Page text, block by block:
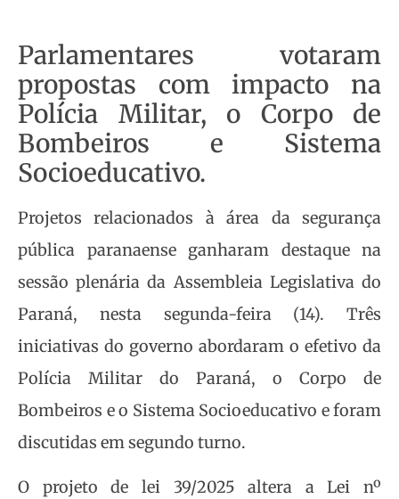
Parlamentares votaram
propostas com impacto na
Polícia Militar, o Corpo de
Bombeiros e Sistema
Socioeducativo.
Projetos relacionados à área da segurança
pública paranaense ganharam destaque na
sessão plenária da Assembleia Legislativa do
Paraná, nesta segunda-feira (14). Três
iniciativas do governo abordaram o efetivo da
Polícia Militar do Paraná, o Corpo de
Bombeiros e o Sistema Socioeducativo e foram
discutidas em segundo turno.
O projeto de lei 39/2025 altera a Lei nº